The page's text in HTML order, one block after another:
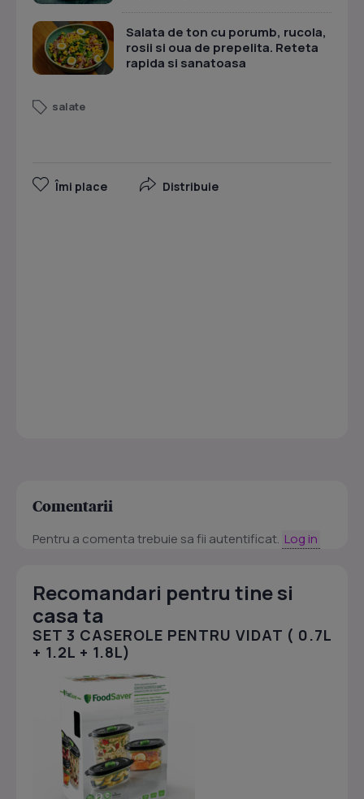
Salata de ton cu porumb, rucola,
rosii si oua de prepelita. Reteta
rapida si sanatoasa
salate
Îmi place Distribuie
Comentarii
Pentru a comenta trebuie sa fii autentificat. Log in
Recomandari pentru tine si
casa ta
SET 3 CASEROLE PENTRU VIDAT ( 0.7L
+ 1.2L + 1.8L)